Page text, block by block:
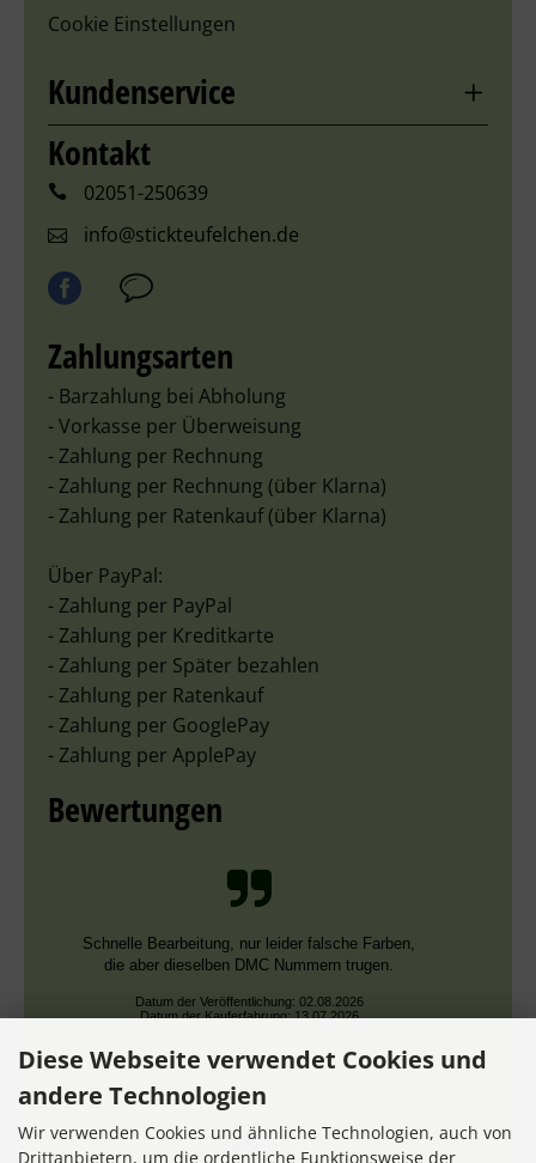
Cookie Einstellungen
Kundenservice
Kontakt
02051-250639
info@stickteufelchen.de
Zahlungsarten
- Barzahlung bei Abholung
- Vorkasse per Überweisung
- Zahlung per Rechnung
- Zahlung per Rechnung (über Klarna)
- Zahlung per Ratenkauf (über Klarna)
Über PayPal:
- Zahlung per PayPal
- Zahlung per Kreditkarte
- Zahlung per Später bezahlen
- Zahlung per Ratenkauf
- Zahlung per GooglePay
- Zahlung per ApplePay
Bewertungen
Schnelle Bearbeitung, nur leider falsche Farben,
die aber dieselben DMC Nummern trugen.
Datum der Veröffentlichung: 02.08.2026
Datum der Kauferfahrung: 13.07.2026
Diese Webseite verwendet Cookies und
andere Technologien
Wir verwenden Cookies und ähnliche Technologien, auch von
Drittanbietern, um die ordentliche Funktionsweise der